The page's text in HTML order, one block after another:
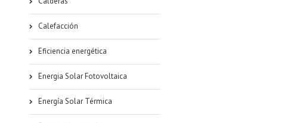
Calefacción
Eficiencia energética
Energia Solar Fotovoltaica
Energía Solar Térmica